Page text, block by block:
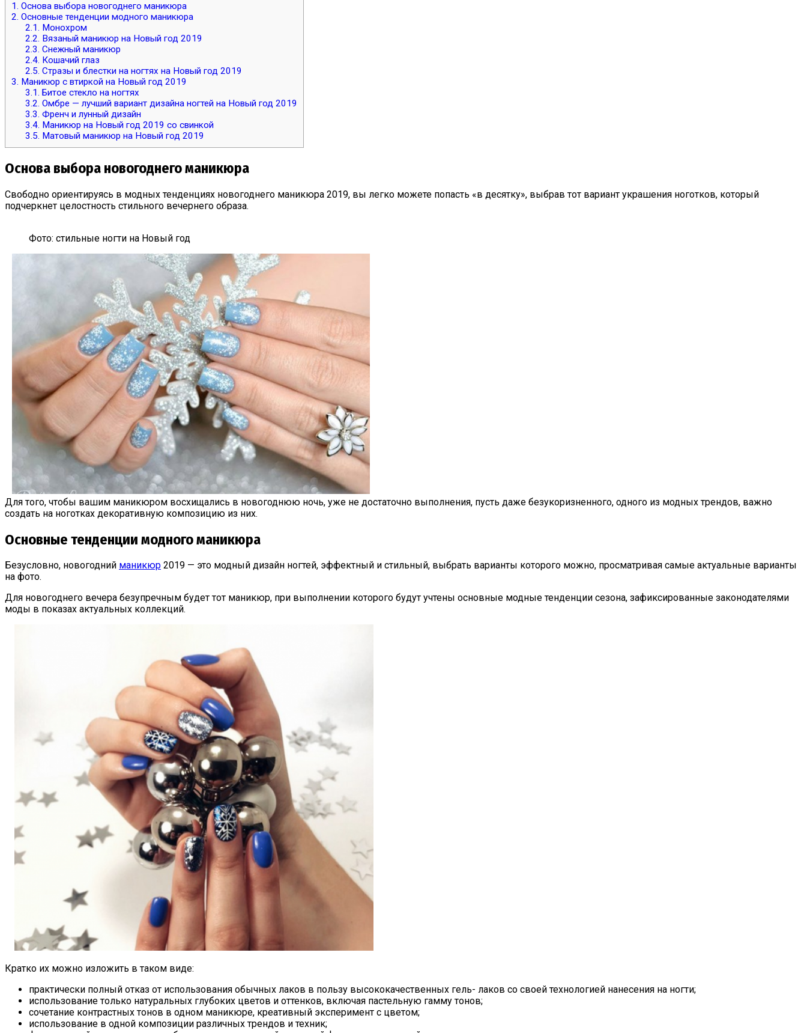
1. Основа выбора новогоднего маникюра
2. Основные тенденции модного маникюра
2.1. Монохром
2.2. Вязаный маникюр на Новый год 2019
2.3. Снежный маникюр
2.4. Кошачий глаз
2.5. Стразы и блестки на ногтях на Новый год 2019
3. Маникюр с втиркой на Новый год 2019
3.1. Битое стекло на ногтях
3.2. Омбре — лучший вариант дизайна ногтей на Новый год 2019
3.3. Френч и лунный дизайн
3.4. Маникюр на Новый год 2019 со свинкой
3.5. Матовый маникюр на Новый год 2019
Основа выбора новогоднего маникюра
Свободно ориентируясь в модных тенденциях новогоднего маникюра 2019, вы легко можете попасть «в десятку», выбрав тот вариант украшения ноготков, который
подчеркнет целостность стильного вечернего образа.
Фото: стильные ногти на Новый год
Для того, чтобы вашим маникюром восхищались в новогоднюю ночь, уже не достаточно выполнения, пусть даже безукоризненного, одного из модных трендов, важно
создать на ноготках декоративную композицию из них.
Основные тенденции модного маникюра
Безусловно, новогодний маникюр 2019 — это модный дизайн ногтей, эффектный и стильный, выбрать варианты которого можно, просматривая самые актуальные варианты
на фото.
Для новогоднего вечера безупречным будет тот маникюр, при выполнении которого будут учтены основные модные тенденции сезона, зафиксированные законодателями
моды в показах актуальных коллекций.
Кратко их можно изложить в таком виде:
практически полный отказ от использования обычных лаков в пользу высококачественных гель- лаков со своей технологией нанесения на ногти;
использование только натуральных глубоких цветов и оттенков, включая пастельную гамму тонов;
сочетание контрастных тонов в одном маникюре, креативный эксперимент с цветом;
использование в одной композиции различных трендов и техник;